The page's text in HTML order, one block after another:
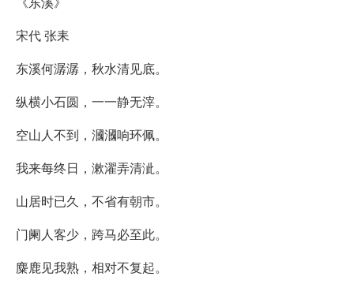
宋代 张耒
东溪何潺潺，秋水清见底。
纵横小石圆，一一静无滓。
空山人不到，漍漍响环佩。
我来每终日，漱濯弄清泚。
山居时已久，不省有朝市。
门阑人客少，跨马必至此。
麋鹿见我熟，相对不复起。